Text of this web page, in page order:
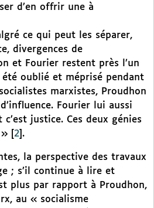
d’en offrir une à
ce qui peut les séparer,
divergences de
et Fourier restent près l’un
été oublié et méprisé pendant
marxistes, Proudhon
Fourier lui aussi
justice. Ces deux génies
»
2 .
la perspective des travaux
; s’il continue à lire et
plus par rapport à Proudhon,
au « socialisme